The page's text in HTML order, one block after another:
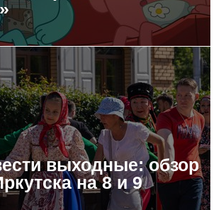
выходные: обзор
на 8 и 9